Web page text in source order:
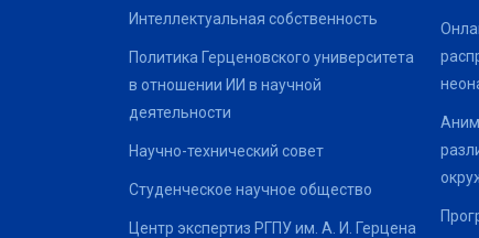
Интеллектуальная собственность
Политика Герценовского университета
в отношении ИИ в научной
деятельности
Научно-технический совет
Студенческое научное общество
Центр экспертиз РГПУ им. А. И. Герцена